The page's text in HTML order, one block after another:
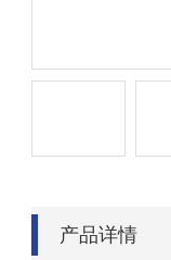
产品详情